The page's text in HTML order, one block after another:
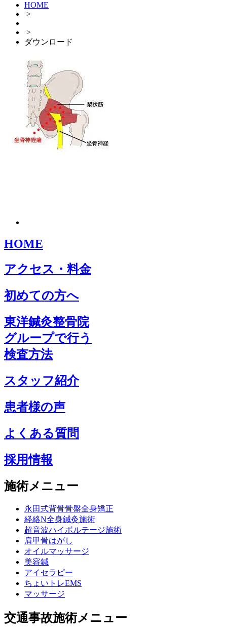
HOME
>
>
ダウンロード
HOME
アクセス・料金
初めての方へ
東洋鍼灸整骨院
グループで行う
検査方法
スタッフ紹介
患者様の声
よくある質問
採用情報
施術メニュー
永田式背骨骨盤全身矯正
経絡N全身鍼灸施術
超音波ハイボルテージ施術
肩甲骨はがし
オイルマッサージ
美容鍼
アイセラピー
ちょいトレEMS
マッサージ
交通事故施術メニュー